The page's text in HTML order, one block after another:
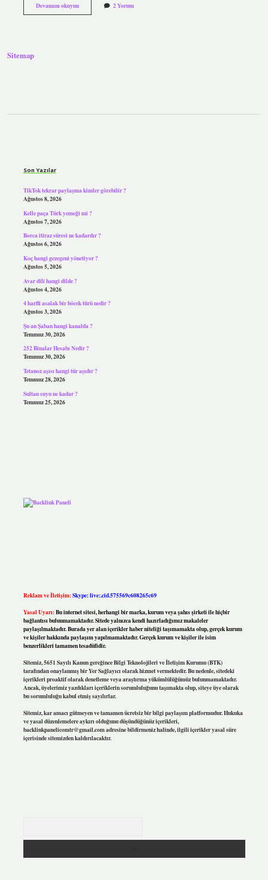
Devamını okuyunMahpus
kalmak
2 Yorum
Sitemap
Son Yazılar
TikTok tekrar paylaşma kimler görebilir ?
Ağustos 8, 2026
Kelle paça Türk yemeği mi ?
Ağustos 7, 2026
Borca itiraz süresi ne kadardır ?
Ağustos 6, 2026
Koç hangi gezegeni yönetiyor ?
Ağustos 5, 2026
Avar dili hangi dilde ?
Ağustos 4, 2026
4 harfli asalak bir böcek türü nedir ?
Ağustos 3, 2026
Şu an Şaban hangi kanalda ?
Temmuz 30, 2026
252 Binalar Hesabı Nedir ?
Temmuz 30, 2026
Tetanoz aşısı hangi tür aşıdır ?
Temmuz 28, 2026
Sultan suyu ne kadar ?
Temmuz 25, 2026
Reklam ve İletişim:Skype: live:.cid.575569c608265c69
Yasal Uyarı:Bu internet sitesi, herhangi bir marka, kurum veya şahıs şirketi ile hiçbir
bağlantısı bulunmamaktadır. Sitede yalnızca kendi hazırladığımız makaleler
paylaşılmaktadır. Burada yer alan içerikler haber niteliği taşımamakta olup, gerçek kurum
ve kişiler hakkında paylaşım yapılmamaktadır. Gerçek kurum ve kişiler ile isim
benzerlikleri tamamen tesadüfidir.
Sitemiz, 5651 Sayılı Kanun gereğince Bilgi Teknolojileri ve İletişim Kurumu (BTK)
tarafından onaylanmış bir Yer Sağlayıcı olarak hizmet vermektedir. Bu nedenle, sitedeki
içerikleri proaktif olarak denetleme veya araştırma yükümlülüğümüz bulunmamaktadır.
Ancak, üyelerimiz yazdıkları içeriklerin sorumluluğunu taşımakta olup, siteye üye olarak
bu sorumluluğu kabul etmiş sayılırlar.
Sitemiz, kar amacı gütmeyen ve tamamen ücretsiz bir bilgi paylaşım platformudur. Hukuka
ve yasal düzenlemelere aykırı olduğunu düşündüğünüz içerikleri,
backlinkpanelicomtr@gmail.comadresine bildirmeniz halinde, ilgili içerikler yasal süre
içerisinde sitemizden kaldırılacaktır.